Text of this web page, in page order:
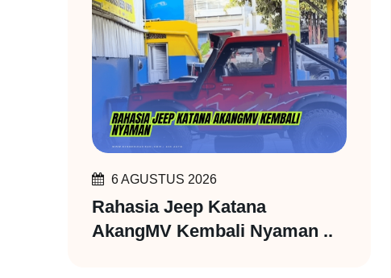
6 AGUSTUS 2026
Rahasia Jeep Katana
AkangMV Kembali Nyaman ..